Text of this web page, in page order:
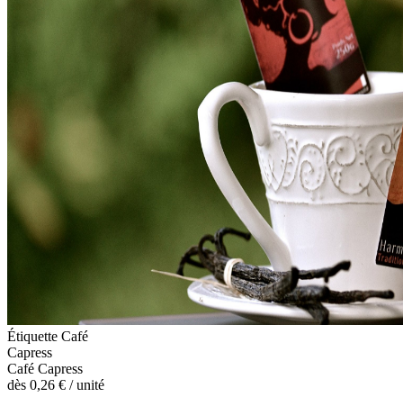
Étiquette Café
Capress
Café Capress
dès 0,26 € / unité